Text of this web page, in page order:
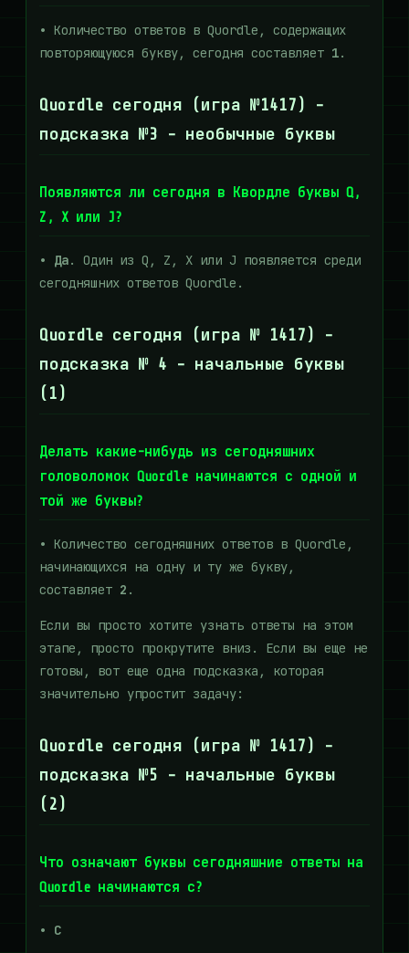
• Количество ответов в Quordle, содержащих
повторяющуюся букву, сегодня составляет 1.
Quordle сегодня (игра №1417) -
подсказка №3 - необычные буквы
Появляются ли сегодня в Квордле буквы Q,
Z, X или J?
• Да. Один из Q, Z, X или J появляется среди
сегодняшних ответов Quordle.
Quordle сегодня (игра № 1417) -
подсказка № 4 - начальные буквы
(1)
Делать какие-нибудь из сегодняшних
головоломок Quordle начинаются с одной и
той же буквы?
• Количество сегодняшних ответов в Quordle,
начинающихся на одну и ту же букву,
составляет 2 .
Если вы просто хотите узнать ответы на этом
этапе, просто прокрутите вниз. Если вы еще не
готовы, вот еще одна подсказка, которая
значительно упростит задачу:
Quordle сегодня (игра № 1417) -
подсказка №5 - начальные буквы
(2)
Что означают буквы сегодняшние ответы на
Quordle начинаются с?
• С